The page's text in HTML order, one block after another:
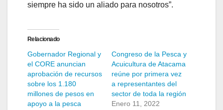
siempre ha sido un aliado para nosotros”.
Relacionado
Gobernador Regional y
el CORE anuncian
aprobación de recursos
sobre los 1.180
millones de pesos en
apoyo a la pesca
Congreso de la Pesca y
Acuicultura de Atacama
reúne por primera vez
a representantes del
sector de toda la región
Enero 11, 2022